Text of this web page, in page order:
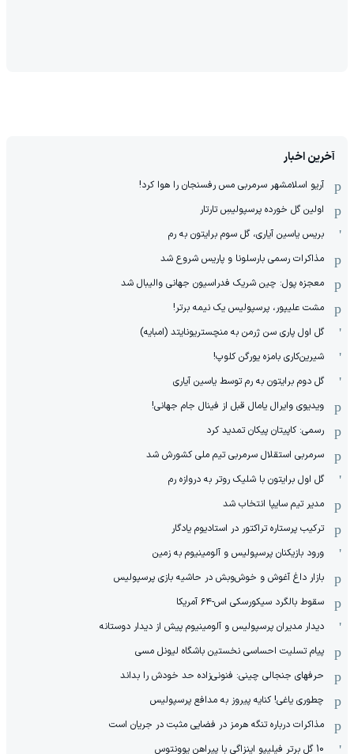
فروش خودرو بدون کمیسیون 😍
فروش خودرو
‹
آخرین اخبار
آریو اسلامشهر سرمربی مس رفسنجان را هوا کرد!
اولین گل خورده پرسپولیسِ تارتار
بریس یاسین آیاری، گل سوم برایتون به رم
مذاکرات رسمی بارسلونا و پاریس شروع شد
معجزه پول: چین شریک فدراسیون جهانی والیبال شد
مشت علیپور، پرسپولیس یک نیمه برتر!
گل اول پاری سن ژرمن به منچستریونایتد (امبایه)
شیرین‌کاری بامزه یورگن کلوپ!
گل دوم برایتون به رم توسط یاسین آیاری
ویدیوی وایرال یامال قبل از فینال جام جهانی!
رسمی: کاپیتان پیکان تمدید کرد